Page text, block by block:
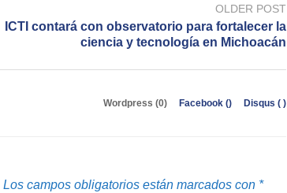
OLDER POST
ICTI contará con observatorio para fortalecer la
ciencia y tecnología en Michoacán
Wordpress (0) Facebook () Disqus ( )
Los campos obligatorios están marcados con *